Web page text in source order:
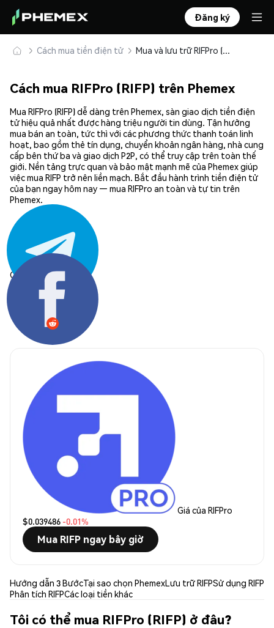
Đăng ký
Cách mua tiền điện tử Mua và lưu trữ RIFPro (RIFP) an toàn
Cách mua RIFPro (RIFP) trên Phemex
Mua RIFPro (RIFP) dễ dàng trên Phemex, sàn giao dịch tiền điện
tử hiệu quả nhất được hàng triệu người tin dùng. Tận hưởng
mua bán an toàn, tức thì với các phương thức thanh toán linh
hoạt, bao gồm thẻ tín dụng, chuyển khoản ngân hàng, nhà cung
cấp bên thứ ba và giao dịch P2P, có thể truy cập trên toàn thế
giới. Nền tảng trực quan và bảo mật mạnh mẽ của Phemex giúp
việc mua RIFP trở nên liền mạch. Bắt đầu hành trình tiền điện tử
của bạn ngay hôm nay — mua RIFPro an toàn và tự tin trên
Phemex.
Chia sẻ:
Giá của RIFPro
$0.039486 -0.01%
Mua RIFP ngay bây giờ
Hướng dẫn 3 BướcTại sao chọn PhemexLưu trữ RIFPSử dụng RIFP
Phân tích RIFPCác loại tiền khác
Tôi có thể mua RIFPro (RIFP) ở đâu?